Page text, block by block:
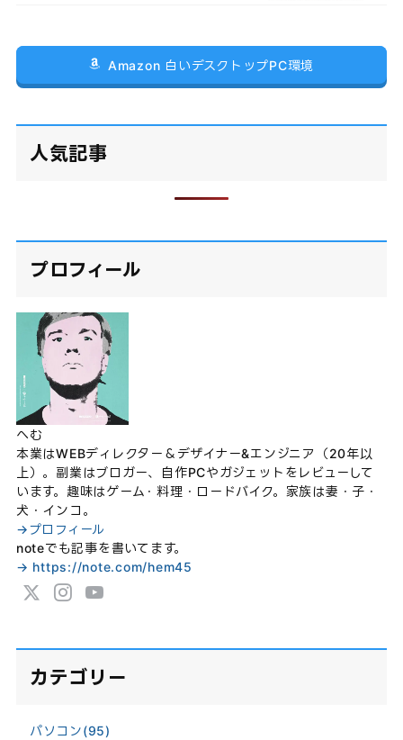
Amazon 白いデスクトップPC環境
人気記事
プロフィール
へむ
本業はWEBディレクター＆デザイナー&エンジニア（20年以
上）。副業はブロガー、自作PCやガジェットをレビューして
います。趣味はゲーム・料理・ロードバイク。家族は妻・子・
犬・インコ。
→プロフィール
noteでも記事を書いてます。
→ https://note.com/hem45
カテゴリー
パソコン(95)